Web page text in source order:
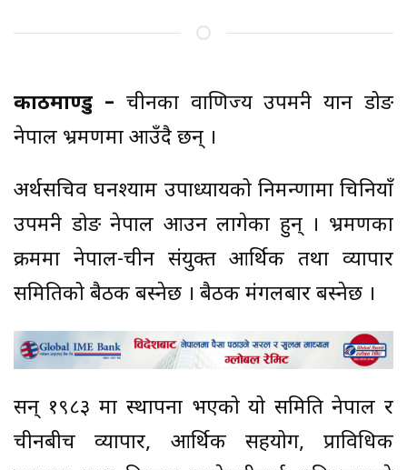
काठमाण्डु – चीनका वाणिज्य उपमन्त्री यान डोङ
नेपाल भ्रमणमा आउँदै छन् ।
अर्थसचिव घनश्याम उपाध्यायको निमन्त्रणामा चिनियाँ
उपमन्त्री डोङ नेपाल आउन लागेका हुन् । भ्रमणका
क्रममा नेपाल-चीन संयुक्त आर्थिक तथा व्यापार
समितिको बैठक बस्नेछ । बैठक मंगलबार बस्नेछ ।
सन् १९८३ मा स्थापना भएको यो समिति नेपाल र
चीनबीच व्यापार, आर्थिक सहयोग, प्राविधिक